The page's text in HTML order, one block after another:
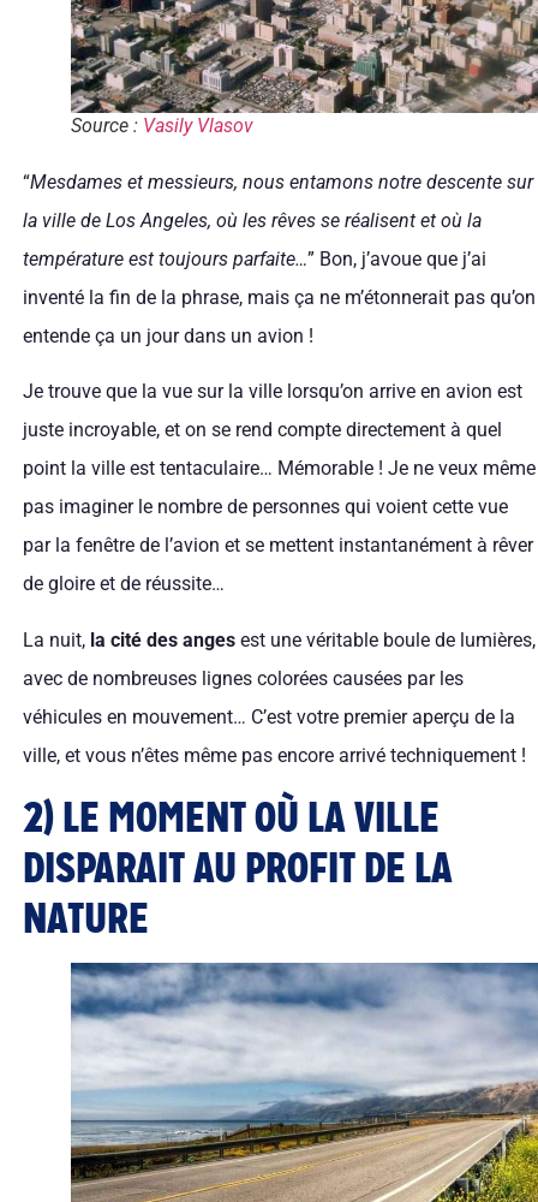
Source : Vasily Vlasov
“Mesdames et messieurs, nous entamons notre descente sur
la ville de Los Angeles, où les rêves se réalisent et où la
température est toujours parfaite…” Bon, j’avoue que j’ai
inventé la fin de la phrase, mais ça ne m’étonnerait pas qu’on
entende ça un jour dans un avion !
Je trouve que la vue sur la ville lorsqu’on arrive en avion est
juste incroyable, et on se rend compte directement à quel
point la ville est tentaculaire… Mémorable ! Je ne veux même
pas imaginer le nombre de personnes qui voient cette vue
par la fenêtre de l’avion et se mettent instantanément à rêver
de gloire et de réussite…
La nuit, la cité des angesest une véritable boule de lumières,
avec de nombreuses lignes colorées causées par les
véhicules en mouvement… C’est votre premier aperçu de la
ville, et vous n’êtes même pas encore arrivé techniquement !
2) LE MOMENT OÙ LA VILLE
DISPARAIT AU PROFIT DE LA
NATURE